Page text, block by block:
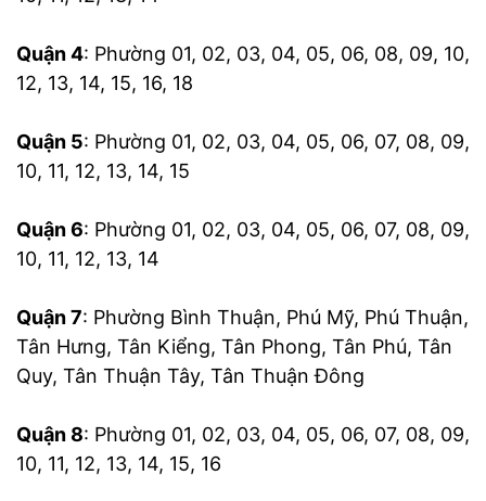
Quận 4: Phường 01, 02, 03, 04, 05, 06, 08, 09, 10,
12, 13, 14, 15, 16, 18
Quận 5: Phường 01, 02, 03, 04, 05, 06, 07, 08, 09,
10, 11, 12, 13, 14, 15
Quận 6: Phường 01, 02, 03, 04, 05, 06, 07, 08, 09,
10, 11, 12, 13, 14
Quận 7: Phường Bình Thuận, Phú Mỹ, Phú Thuận,
Tân Hưng, Tân Kiểng, Tân Phong, Tân Phú, Tân
Quy, Tân Thuận Tây, Tân Thuận Đông
Quận 8: Phường 01, 02, 03, 04, 05, 06, 07, 08, 09,
10, 11, 12, 13, 14, 15, 16